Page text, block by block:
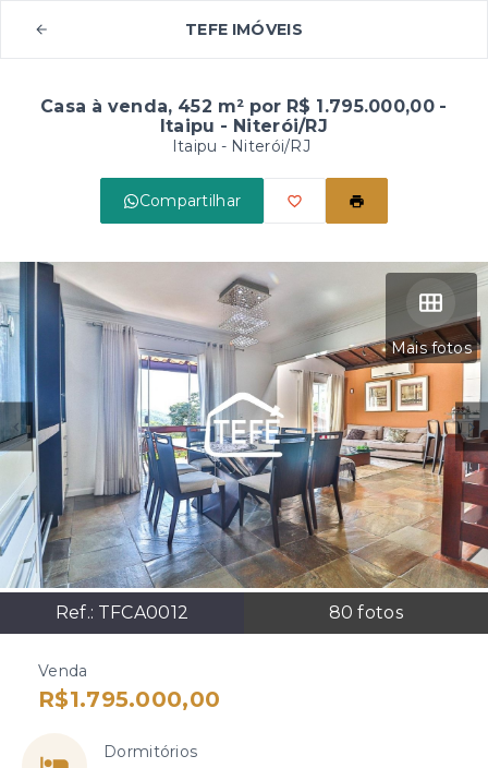
TEFE IMÓVEIS
Casa à venda, 452 m² por R$ 1.795.000,00 -
Itaipu - Niterói/RJ
Itaipu - Niterói/RJ
Compartilhar
Mais fotos
Ref.: TFCA0012 80 fotos
Venda
R$1.795.000,00
Dormitórios